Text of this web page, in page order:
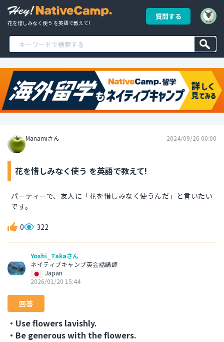
花を惜しみなく使う を英語で教えて!
質問する
Manamiさん 2024/09/26 00:00
花を惜しみなく使う を英語で教えて!
パーティーで、友人に「花を惜しみなく使うんだ」と言いたい
です。
0 322
Yoshi_Takaさん
ネイティブキャンプ英会話講師
Japan
2026/01/20 15:44
回答
・Use flowers lavishly.
・Be generous with the flowers.